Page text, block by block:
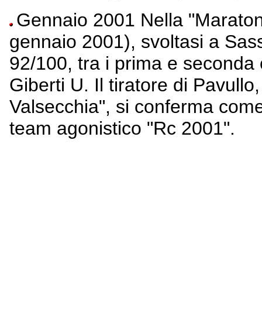
Gennaio 2001 Nella
gennaio 2001), svoltasi a
92/100, tra i prima e
Giberti U. Il tiratore di
Valsecchia", si conferma
team agonistico "Rc 2001".